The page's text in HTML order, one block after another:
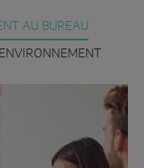
AU BUREAU